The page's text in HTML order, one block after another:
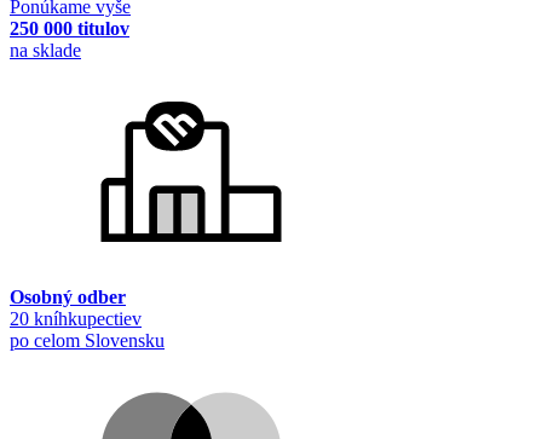
Ponúkame vyše
250 000 titulov
na sklade
Osobný odber
20 kníhkupectiev
po celom Slovensku